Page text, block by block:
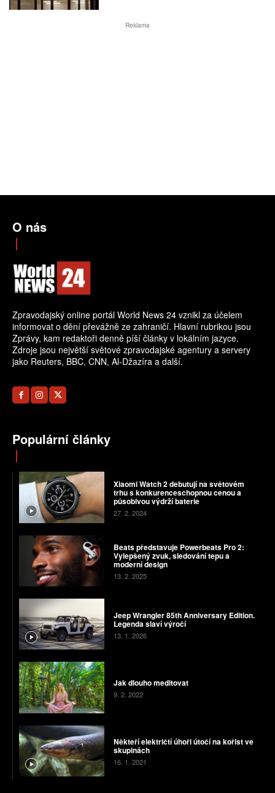
Reklama
O nás
Zpravodajský online portál World News 24 vznikl za účelem
informovat o dění převážně ze zahraničí. Hlavní rubrikou jsou
Zprávy, kam redaktoři denně píší články v lokálním jazyce.
Zdroje jsou největší světové zpravodajské agentury a servery
jako Reuters, BBC, CNN, Al-Džazíra a další.
Populární články
Xiaomi Watch 2 debutují na světovém
trhu s konkurenceschopnou cenou a
působivou výdrží baterie
27. 2. 2024
Beats představuje Powerbeats Pro 2:
Vylepšený zvuk, sledování tepu a
moderní design
13. 2. 2025
Jeep Wrangler 85th Anniversary Edition.
Legenda slaví výročí
13. 1. 2026
Jak dlouho meditovat
9. 2. 2022
Někteří električtí úhoři útočí na kořist ve
skupinách
16. 1. 2021